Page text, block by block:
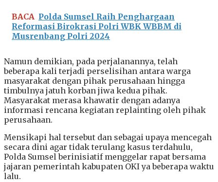
BACA Polda Sumsel Raih Penghargaan
Reformasi Birokrasi Polri WBK WBBM di
Musrenbang Polri 2024
Namun demikian, pada perjalanannya, telah
beberapa kali terjadi perselisihan antara warga
masyarakat dengan pihak perusahaan hingga
timbulnya jatuh korban jiwa kedua pihak.
Masyarakat merasa khawatir dengan adanya
informasi rencana kegiatan replainting oleh pihak
perusahaan.
Mensikapi hal tersebut dan sebagai upaya mencegah
secara dini agar tidak terulang kasus terdahulu,
Polda Sumsel berinisiatif menggelar rapat bersama
jajaran pemerintah kabupaten OKI ya beberapa waktu
lalu.